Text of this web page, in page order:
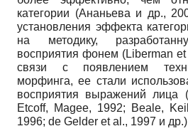
категории (Ананьева и др.,
установления эффекта
на методику,
восприятия фонем (Liberman
связи с появлением
морфинга, ее стали
восприятия выражений лица
Etcoff, Magee, 1992; Beale,
1996; de Gelder et al., 1997 и